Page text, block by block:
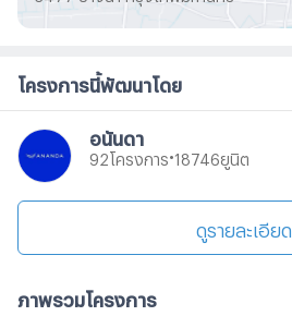
โครงการนี้พัฒนาโดย
อนันดา
92โครงการ 18746ยูนิต
ดูรายละเอียด
ภาพรวมโครงการ